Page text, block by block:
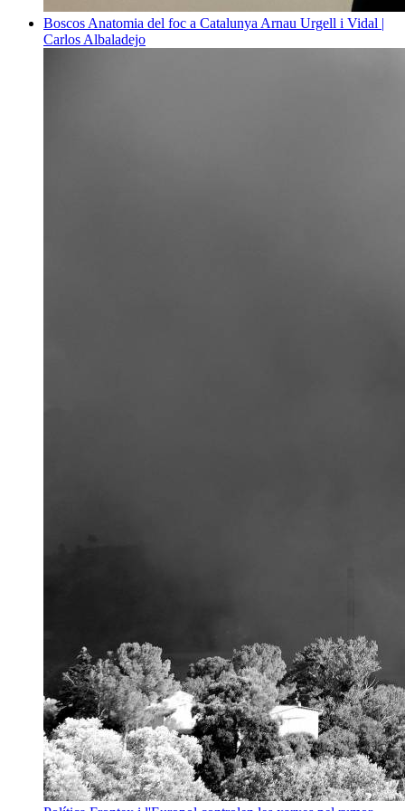
Boscos Anatomia del foc a Catalunya Arnau Urgell i Vidal |
Carlos Albaladejo